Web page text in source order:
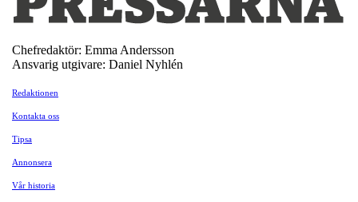
Chefredaktör: Emma Andersson
Ansvarig utgivare: Daniel Nyhlén
Redaktionen
Kontakta oss
Tipsa
Annonsera
Vår historia